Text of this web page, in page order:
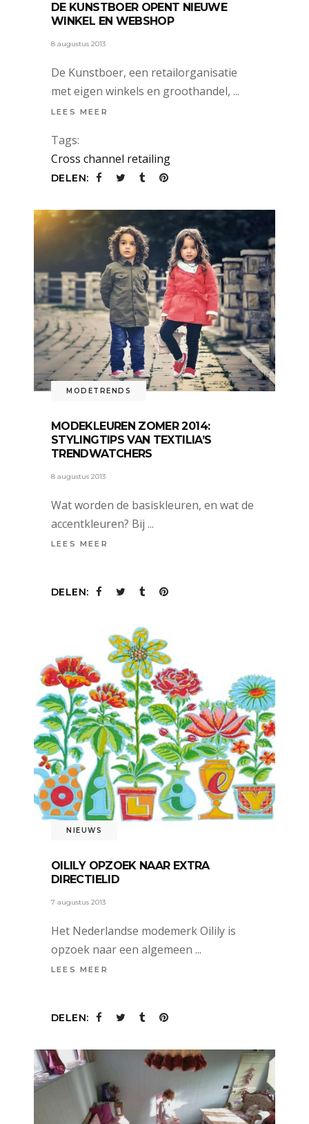
DE KUNSTBOER OPENT NIEUWE
WINKEL EN WEBSHOP
8 augustus 2013
De Kunstboer, een retailorganisatie
met eigen winkels en groothandel,
LEES MEER
Tags:
Cross channel retailing
DELEN:
MODETRENDS
MODEKLEUREN ZOMER 2014:
STYLINGTIPS VAN TEXTILIA’S
TRENDWATCHERS
8 augustus 2013
Wat worden de basiskleuren, en wat de
accentkleuren? Bij
LEES MEER
DELEN:
NIEUWS
OILILY OPZOEK NAAR EXTRA
DIRECTIELID
7 augustus 2013
Het Nederlandse modemerk Oilily is
opzoek naar een algemeen
LEES MEER
DELEN: